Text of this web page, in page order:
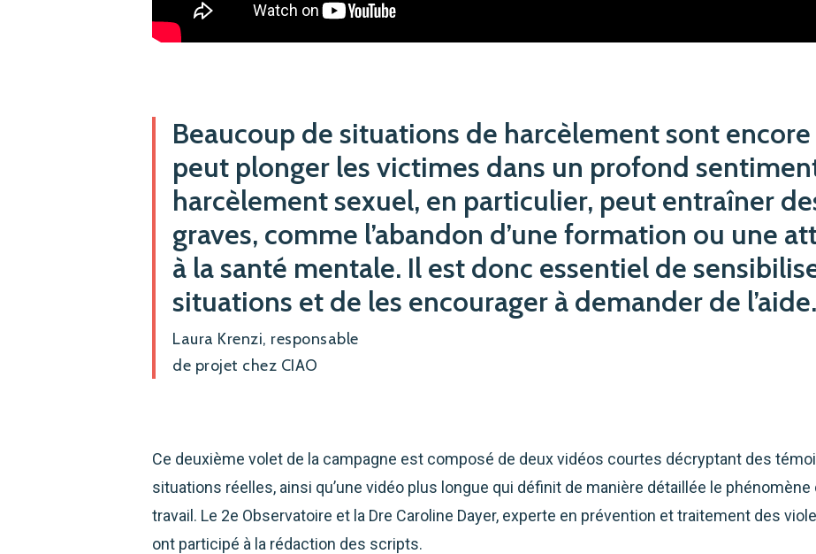
Beaucoup de situations de harcèlement sont
peut plonger les victimes dans un profond
harcèlement sexuel, en particulier, peut entraîner
graves, comme l’abandon d’une formation ou une
à la santé mentale. Il est donc essentiel de
situations et de les encourager à demander de l’aide.
Laura Krenzi, responsable
de projet chez CIAO
Ce deuxième volet de la campagne est composé de deux vidéos courtes décryptant des
situations réelles, ainsi qu’une vidéo plus longue qui définit de manière détaillée le
travail. Le 2e Observatoire et la Dre Caroline Dayer, experte en prévention et traitement des
ont participé à la rédaction des scripts.